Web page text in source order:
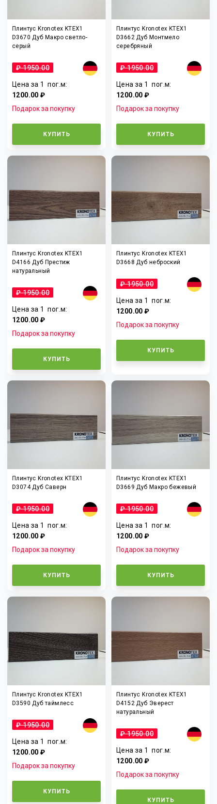
Плинтус Kronotex KTEX1
D3670 Дуб Макро светло-
серый
₽ 1950.00
Цена за 1пог.м:
1200.00 ₽
Подарок за покупку
КУПИТЬ
Плинтус Kronotex KTEX1
D3662 Дуб Монтмело
серебряный
₽ 1950.00
Цена за 1пог.м:
1200.00 ₽
Подарок за покупку
КУПИТЬ
Плинтус Kronotex KTEX1
D4166 Дуб Престиж
натуральный
₽ 1950.00
Цена за 1пог.м:
1200.00 ₽
Подарок за покупку
КУПИТЬ
Плинтус Kronotex KTEX1
D3668 Дуб неброский
₽ 1950.00
Цена за 1пог.м:
1200.00 ₽
Подарок за покупку
КУПИТЬ
Плинтус Kronotex KTEX1
D3074 Дуб Саверн
₽ 1950.00
Цена за 1пог.м:
1200.00 ₽
Подарок за покупку
КУПИТЬ
Плинтус Kronotex KTEX1
D3669 Дуб Макро бежевый
₽ 1950.00
Цена за 1пог.м:
1200.00 ₽
Подарок за покупку
КУПИТЬ
Плинтус Kronotex KTEX1
D3590 Дуб таймлесс
₽ 1950.00
Цена за 1пог.м:
1200.00 ₽
Подарок за покупку
КУПИТЬ
Плинтус Kronotex KTEX1
D4152 Дуб Эверест
натуральный
₽ 1950.00
Цена за 1пог.м:
1200.00 ₽
Подарок за покупку
КУПИТЬ